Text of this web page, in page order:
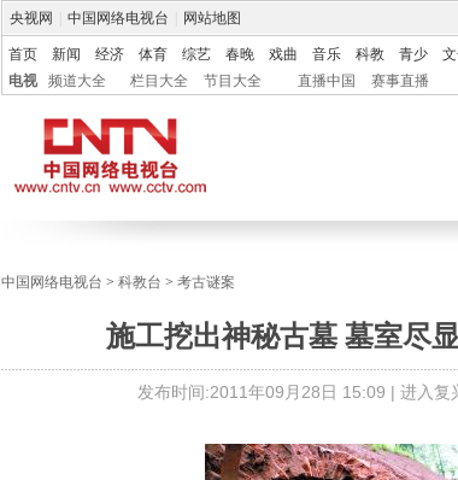
央视网 中国网络电视台 网站地图
首页 新闻 经济 体育 综艺 春晚 戏曲 音乐 科教 青少
电视
频道大全 栏目大全 节目大全 直播中国 赛事直播
中国网络电视台 > 科教台 > 考古谜案
施工挖出神秘古墓 墓室尽
发布时间:2011年09月28日 15:09 | 进入复